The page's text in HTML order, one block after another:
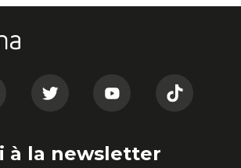
à la newsletter